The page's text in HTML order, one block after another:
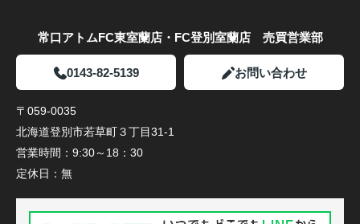
常口アトムFC東室蘭店・FC登別室蘭店 売買営業部
0143-82-5139 お問い合わせ
〒059-0035
北海道登別市若草町３丁目31-1
営業時間： 9:30～18：30
定休日： 無